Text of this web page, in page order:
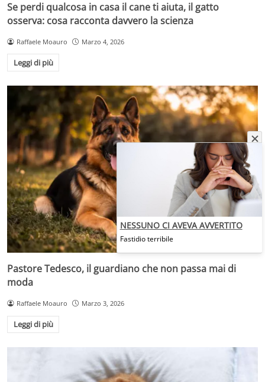
Se perdi qualcosa in casa il cane ti aiuta, il gatto
osserva: cosa racconta davvero la scienza
Raffaele Moauro Marzo 4, 2026
Leggi di più
Pastore Tedesco, il guardiano che non passa mai di
moda
Raffaele Moauro Marzo 3, 2026
Leggi di più
NESSUNO CI AVEVA AVVERTITO
Fastidio terribile